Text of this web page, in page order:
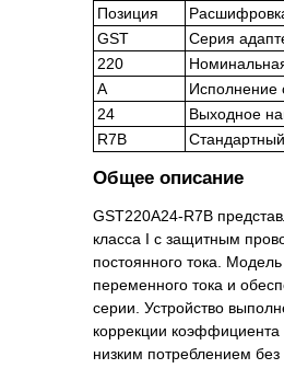
Позиция
GST
Серия
220
A
Исполнение
24
Выходное
R7B
Общее описание
GST220A24-R7B
класса I с защитным
постоянного тока.
переменного тока и
серии. Устройство
коррекции коэффициента
низким потреблением без